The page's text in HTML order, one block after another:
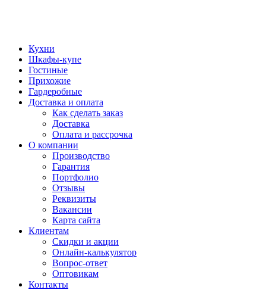
Кухни
Шкафы-купе
Гостиные
Прихожие
Гардеробные
Доставка и оплата
Как сделать заказ
Доставка
Оплата и рассрочка
О компании
Производство
Гарантия
Портфолио
Отзывы
Реквизиты
Вакансии
Карта сайта
Клиентам
Скидки и акции
Онлайн-калькулятор
Вопрос-ответ
Оптовикам
Контакты